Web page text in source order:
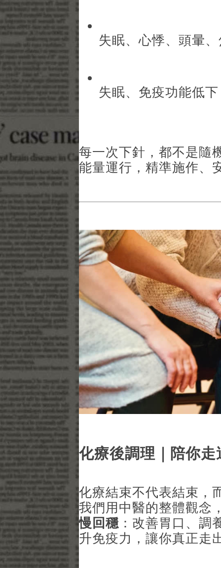
失眠、心悸、頭暈
失眠、免疫功能低下
每一次下針，都不是隨
能量運行，精準施作、
化療後調理｜陪你
化療結束不代表結束，
我們用中醫的整體觀念
慢回穩 ：改善胃口、調
升免疫力，讓你真正走